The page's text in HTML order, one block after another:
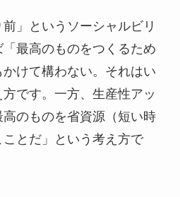
前」というソーシャルビリ
最高のものをつくるため
けて構わない。それはい
です。一方、生産性アッ
のものを省資源（短い時
とだ」という考え方で